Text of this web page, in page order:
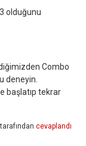
olduğunu
Combo
deneyin.
başlatıp tekrar
tarafından cevaplandı